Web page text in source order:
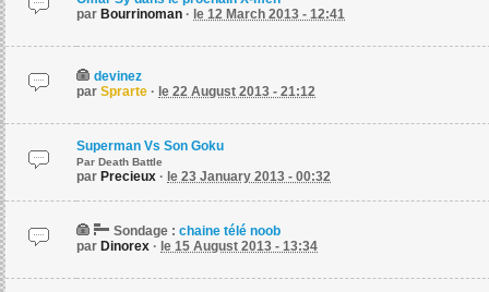
par Bourrinoman · le 12 March 2013 - 12:41
devinez
par Sprarte · le 22 August 2013 - 21:12
Superman Vs Son Goku
Par Death Battle
par Precieux · le 23 January 2013 - 00:32
Sondage : chaine télé noob
par Dinorex · le 15 August 2013 - 13:34